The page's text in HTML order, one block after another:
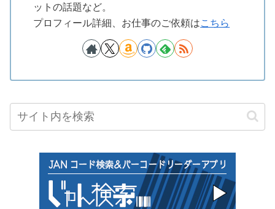
ットの話題など。
プロフィール詳細、お仕事のご依頼は こちら